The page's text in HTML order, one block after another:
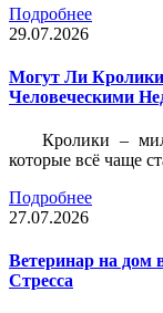
Подробнее
29.07.2026
Могут Ли
Человеческими
Кролики –
которые всё чаще
Подробнее
27.07.2026
Ветеринар на дом
Стресса